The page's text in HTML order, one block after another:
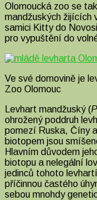
Olomoucká zoo se
mandžuských žijících
samici Kitty do
pro vypuštění do
Ve své domovině je
Zoo Olomouc
Levhart mandžuský (
ohrožený poddruh
pomezí Ruska, Číny
biotopem jsou
Hlavním důvodem
biotopu a nelegální
jedinců tohoto
příčinnou častého
sebou mnohdy